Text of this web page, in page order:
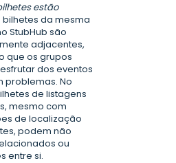
estão
bilhetes da mesma
StubHub são
adjacentes,
que os grupos
dos eventos
problemas. No
de listagens
mesmo com
de localização
podem não
ou
entre si.